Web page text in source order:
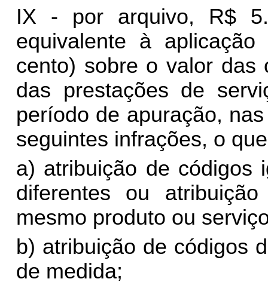
IX - por arquivo, R$
equivalente à
cento) sobre o valor das
das prestações de
período de apuração,
seguintes infrações, o
a) atribuição de códigos
diferentes ou
mesmo produto ou
b) atribuição de códigos
de medida;